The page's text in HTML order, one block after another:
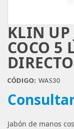
KLIN UP
COCO 5
DIRECTO
CÓDIGO: WAS30
Jabón de manos